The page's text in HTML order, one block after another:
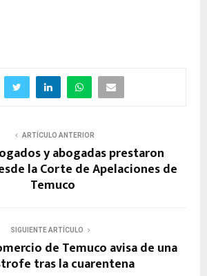
ARTÍCULO ANTERIOR
y abogadas prestaron
la Corte de Apelaciones de
Temuco
SIGUIENTE ARTÍCULO
de Temuco avisa de una
tras la cuarentena